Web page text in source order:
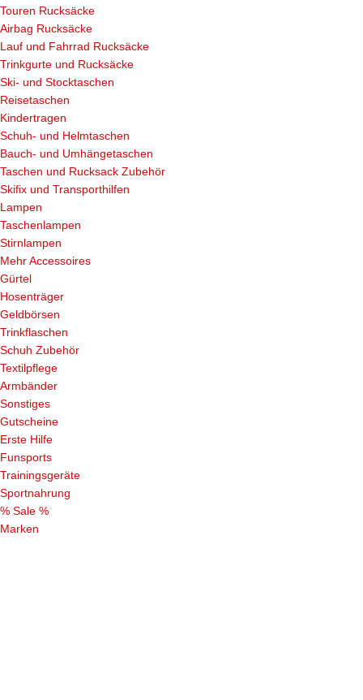
Touren Rucksäcke
Airbag Rucksäcke
Lauf und Fahrrad Rucksäcke
Trinkgurte und Rucksäcke
Ski- und Stocktaschen
Reisetaschen
Kindertragen
Schuh- und Helmtaschen
Bauch- und Umhängetaschen
Taschen und Rucksack Zubehör
Skifix und Transporthilfen
Lampen
Taschenlampen
Stirnlampen
Mehr Accessoires
Gürtel
Hosenträger
Geldbörsen
Trinkflaschen
Schuh Zubehör
Textilpflege
Armbänder
Sonstiges
Gutscheine
Erste Hilfe
Funsports
Trainingsgeräte
Sportnahrung
% Sale %
Marken